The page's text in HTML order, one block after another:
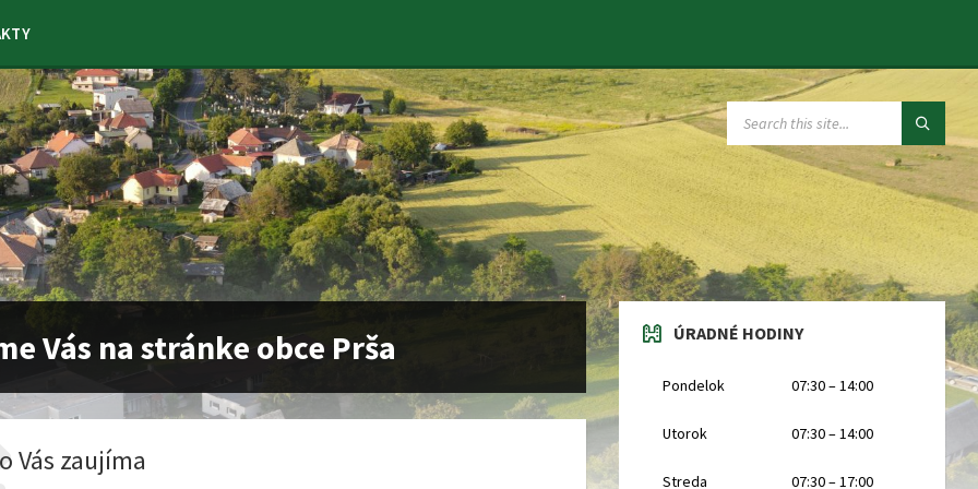
SEARCH:
Vás na stránke obce Prša
Vás zaujíma
ÚRADNÉ HODINY
Pondelok 07:30 – 14:00
Utorok 07:30 – 14:00
Streda 07:30 – 17:00